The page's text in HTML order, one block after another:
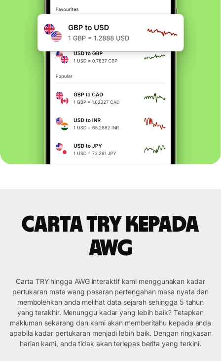
Carta TRY kepada
AWG
Carta TRY hingga AWG interaktif kami menggunakan kadar
pertukaran mata wang pasaran pertengahan masa nyata dan
membolehkan anda melihat data sejarah sehingga 5 tahun
yang terakhir. Menunggu kadar yang lebih baik? Tetapkan
makluman sekarang dan kami akan memberitahu kepada anda
apabila kadar pertukaran menjadi lebih baik. Dengan ringkasan
harian kami, anda tidak akan terlepas berita yang terkini.